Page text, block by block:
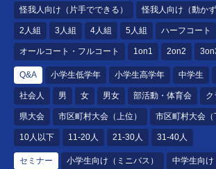
怪我人向け（片手でできる） 怪我人向け（動かず
2人組 3人組 4人組 5人組 ハーフコート
オールコート・フルコート 1on1 2on2
Q&A 小学生低学年 小学生高学年 中学生
社会人 男 女 男女 部活動・体育会 ク
県大会 市区町村大会（上位） 市区町村大会（
10人以下 11-20人 21-30人 31-40人
セミナー 小学生向け（ミニバス） 中学生向け